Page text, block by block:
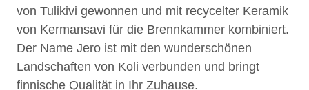
von Tulikivi gewonnen und mit recycelter Keramik
von Kermansavi für die Brennkammer kombiniert.
Der Name Jero ist mit den wunderschönen
Landschaften von Koli verbunden und bringt
finnische Qualität in Ihr Zuhause.